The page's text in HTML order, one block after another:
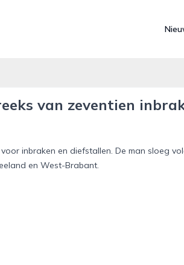
van zeventien
inbraken en diefstallen. De man sloeg
en West-Brabant.